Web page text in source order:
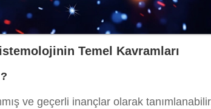
Temel Kavramları
ve geçerli inançlar olarak